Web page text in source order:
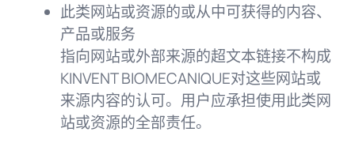
此类网站或资源的或从中可获得的内容、
产品或服务
指向网站或外部来源的超文本链接不构成
KINVENT BIOMECANIQUE对这些网站或
来源内容的认可。用户应承担使用此类网
站或资源的全部责任。